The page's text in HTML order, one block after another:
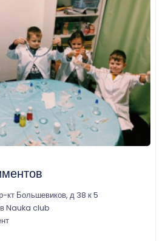
кт Большевиков, д 38 к 5
Nauka club